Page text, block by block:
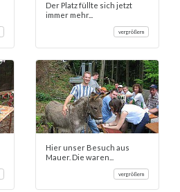
Der Platz füllte sich jetzt
immer mehr...
vergrößern
Hier unser Besuch aus
Mauer. Die waren...
vergrößern